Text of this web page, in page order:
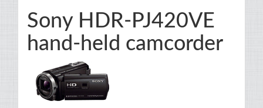
Sony HDR-PJ420VE
hand-held camcorder